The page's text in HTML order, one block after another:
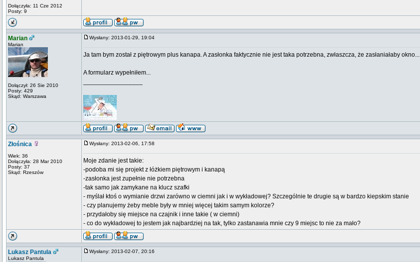
Dołączyła: 11 Cze 2012
Posty: 9
Marian
Marian
Dołączył: 26 Sie 2010
Posty: 429
Skąd: Warszawa
Wysłany: 2013-01-29, 19:04
Ja tam bym został z piętrowym plus kanapa. A zasłonka faktycznie nie jest taka potrzebna, zwłaszcza, że zasłaniałaby okno...
A formularz wypełniłem...
Złośnica
Wiek: 36
Dołączyła: 28 Mar 2010
Posty: 37
Skąd: Rzeszów
Wysłany: 2013-02-06, 17:58
Moje zdanie jest takie:
-podoba mi się projekt z łóżkiem piętrowym i kanapą
-zasłonka jest zupełnie nie potrzebna
-tak samo jak zamykane na klucz szafki
- myślał ktoś o wymianie drzwi zarówno w ciemni jak i w wykładowej? Szczególnie te drugie są w bardzo kiepskim stanie
- czy planujemy żeby meble były w mniej więcej takim samym kolorze?
- przydałoby się miejsce na czajnik i inne takie ( w ciemni)
- co do wykładowej to jestem jak najbardziej na tak, tylko zastanawia mnie czy 9 miejsc to nie za mało?
Lukasz Pantula
Lukasz Pantula
Wysłany: 2013-02-07, 20:16